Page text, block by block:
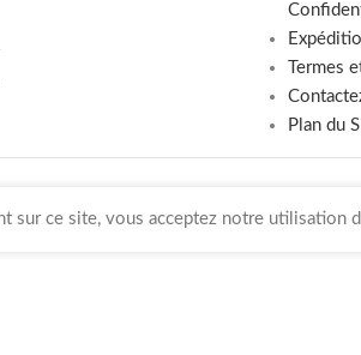
Termes
Plan du
sur ce site, vous acceptez notre utilisation